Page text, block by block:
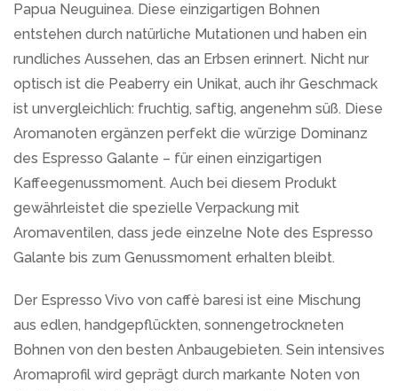
Papua Neuguinea. Diese einzigartigen Bohnen
entstehen durch natürliche Mutationen und haben ein
rundliches Aussehen, das an Erbsen erinnert. Nicht nur
optisch ist die Peaberry ein Unikat, auch ihr Geschmack
ist unvergleichlich: fruchtig, saftig, angenehm süß. Diese
Aromanoten ergänzen perfekt die würzige Dominanz
des Espresso Galante – für einen einzigartigen
Kaffeegenussmoment. Auch bei diesem Produkt
gewährleistet die spezielle Verpackung mit
Aromaventilen, dass jede einzelne Note des Espresso
Galante bis zum Genussmoment erhalten bleibt.
Der Espresso Vivo von caffè baresi ist eine Mischung
aus edlen, handgepflückten, sonnengetrockneten
Bohnen von den besten Anbaugebieten. Sein intensives
Aromaprofil wird geprägt durch markante Noten von